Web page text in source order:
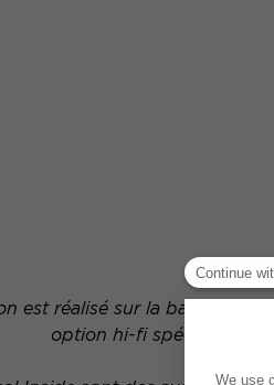
est réalisé sur la base
option hi-fi spécifique, le